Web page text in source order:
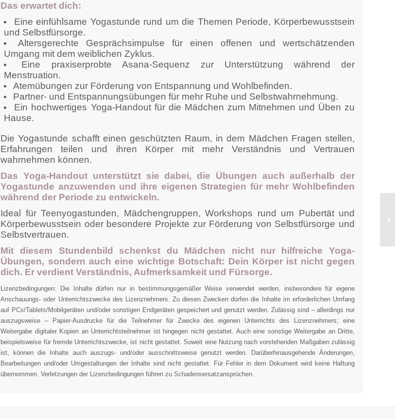
Das erwartet dich:
Eine einfühlsame Yogastunde rund um die Themen Periode, Körperbewusstsein
und Selbstfürsorge.
Altersgerechte Gesprächsimpulse für einen offenen und wertschätzenden
Umgang mit dem weiblichen Zyklus.
Eine praxiserprobte Asana-Sequenz zur Unterstützung während der
Menstruation.
Atemübungen zur Förderung von Entspannung und Wohlbefinden.
Partner- und Entspannungsübungen für mehr Ruhe und Selbstwahrnehmung.
Ein hochwertiges Yoga-Handout für die Mädchen zum Mitnehmen und Üben zu
Hause.
Die Yogastunde schafft einen geschützten Raum, in dem Mädchen Fragen stellen,
Erfahrungen teilen und ihren Körper mit mehr Verständnis und Vertrauen
wahrnehmen können.
Das Yoga-Handout unterstützt sie dabei, die Übungen auch außerhalb der
Yogastunde anzuwenden und ihre eigenen Strategien für mehr Wohlbefinden
während der Periode zu entwickeln.
Ideal für Teenyogastunden, Mädchengruppen, Workshops rund um Pubertät und
Körperbewusstsein oder besondere Projekte zur Förderung von Selbstfürsorge und
Selbstvertrauen.
Mit diesem Stundenbild schenkst du Mädchen nicht nur hilfreiche Yoga-
Übungen, sondern auch eine wichtige Botschaft: Dein Körper ist nicht gegen
dich. Er verdient Verständnis, Aufmerksamkeit und Fürsorge.
Lizenzbedingungen: Die Inhalte dürfen nur in bestimmungsgemäßer Weise verwendet werden, insbesondere für eigene
Anschauungs- oder Unterrichtszwecke des Lizenznehmers. Zu diesen Zwecken dürfen die Inhalte im erforderlichen Umfang
auf PCs/Tablets/Mobilgeräten und/oder sonstigen Endgeräten gespeichert und genutzt werden. Zulässig sind – allerdings nur
auszugsweise – Papier-Ausdrucke für die Teilnehmer für Zwecke des eigenen Unterrichts des Lizenznehmers; eine
Weitergabe digitaler Kopien an Unterrichtsteilnehmer ist hingegen nicht gestattet. Auch eine sonstige Weitergabe an Dritte,
beispielsweise für fremde Unterrichtszwecke, ist nicht gestattet. Soweit eine Nutzung nach vorstehenden Maßgaben zulässig
ist, können die Inhalte auch auszugs- und/oder ausschnittsweise genutzt werden. Darüberhinausgehende Änderungen,
Bearbeitungen und/oder Umgestaltungen der Inhalte sind nicht gestattet. Für Fehler in dem Dokument wird keine Haftung
übernommen. Verletzungen der Lizenzbedingungen führen zu Schadensersatzansprüchen.